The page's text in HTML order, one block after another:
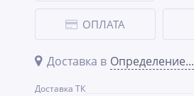
ОПЛАТА
Доставка в Определение...
Доставка ТК